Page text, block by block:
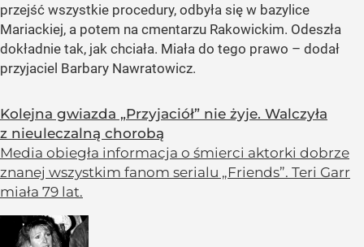
przejść wszystkie procedury, odbyła się w bazylice
Mariackiej, a potem na cmentarzu Rakowickim. Odeszła
dokładnie tak, jak chciała. Miała do tego prawo – dodał
przyjaciel Barbary Nawratowicz.
Kolejna gwiazda „Przyjaciół” nie żyje. Walczyła
z nieuleczalną chorobą
Media obiegła informacja o śmierci aktorki dobrze
znanej wszystkim fanom serialu „Friends”. Teri Garr
miała 79 lat.